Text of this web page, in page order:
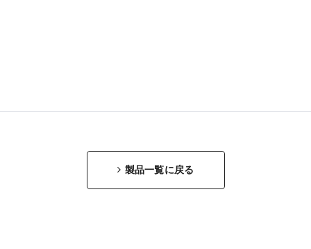
製品一覧に戻る